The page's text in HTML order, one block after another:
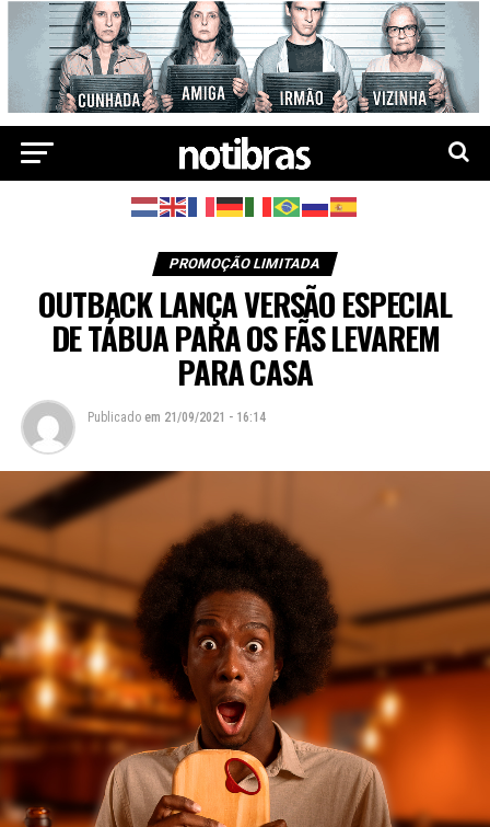
PROMOÇÃO LIMITADA
OUTBACK LANÇA VERSÃO ESPECIAL
DE TÁBUA PARA OS FÃS LEVAREM
PARA CASA
Publicado em 21/09/2021 - 16:14